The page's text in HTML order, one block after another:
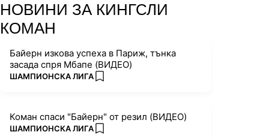
НОВИНИ ЗА КИНГСЛИ
КОМАН
Байерн изкова успеха в Париж, тънка
засада спря Мбапе (ВИДЕО)
ПОВЕЧЕ ОТ
ШАМПИОНСКА ЛИГА add favorites
Коман спаси "Байерн" от резил (ВИДЕО)
ПОВЕЧЕ ОТ
ШАМПИОНСКА ЛИГА add favorites